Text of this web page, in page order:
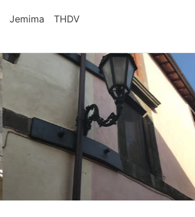
Jemima THDV